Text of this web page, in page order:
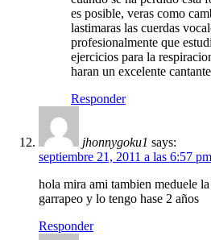
es posible, veras como
lastimaras las cuerdas
profesionalmente que
ejercicios para la
haran un excelente
Responder
jhonnygoku1 says:
septiembre 21, 2011 a las 6:57 pm
hola mira ami tambien meduele
garrapeo y lo tengo hase 2 años
Responder